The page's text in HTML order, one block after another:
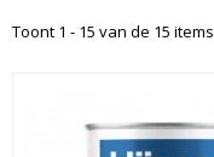
Toont 1 - 15 van de 15 items